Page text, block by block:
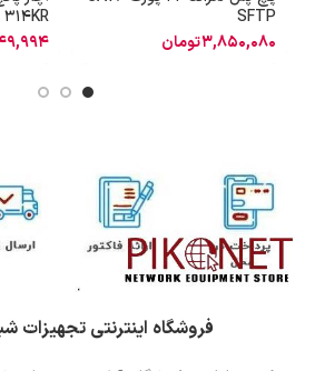
SFTP
3,850,080تومان
314KR
فروشگاه اینترنتی تجهیزات